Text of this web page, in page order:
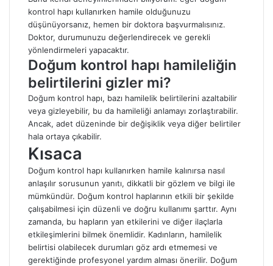
kontrol hapı kullanırken hamile olduğunuzu
düşünüyorsanız, hemen bir doktora başvurmalısınız.
Doktor, durumunuzu değerlendirecek ve gerekli
yönlendirmeleri yapacaktır.
Doğum kontrol hapı hamileliğin
belirtilerini gizler mi?
Doğum kontrol hapı, bazı hamilelik belirtilerini azaltabilir
veya gizleyebilir, bu da hamileliği anlamayı zorlaştırabilir.
Ancak, adet düzeninde bir değişiklik veya diğer belirtiler
hala ortaya çıkabilir.
Kısaca
Doğum kontrol hapı kullanırken hamile kalınırsa nasıl
anlaşılır sorusunun yanıtı, dikkatli bir gözlem ve bilgi ile
mümkündür. Doğum kontrol haplarının etkili bir şekilde
çalışabilmesi için düzenli ve doğru kullanımı şarttır. Aynı
zamanda, bu hapların yan etkilerini ve diğer ilaçlarla
etkileşimlerini bilmek önemlidir. Kadınların, hamilelik
belirtisi olabilecek durumları göz ardı etmemesi ve
gerektiğinde profesyonel yardım alması önerilir. Doğum